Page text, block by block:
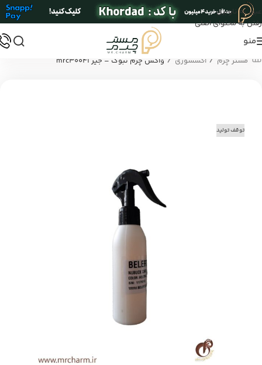
عبور به ناوبری
رفتن به محتوای اصلی
منو
مستر چرم / اکسسوری / واکس چرم نبوک – جیر mrc30041
توقف تولید